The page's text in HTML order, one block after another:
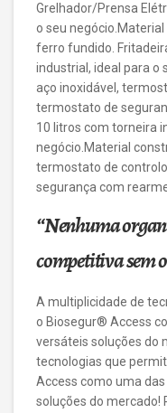
Grelhador/Prensa
o seu
ferro fundido.
industrial, ideal para o
aço inoxidável,
termostato de
10 litros com torneira
negócio.Material
termostato de
segurança com rearme
“Nenhuma
competitiva sem
A multiplicidade de
o Biosegur® Access
versáteis soluções do
tecnologias que
Access como uma
soluções do mercado!